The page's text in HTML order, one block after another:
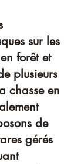
sur les
forêt et
plusieurs
chasse en
de
gérés